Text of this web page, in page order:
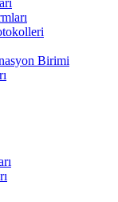
Birimi